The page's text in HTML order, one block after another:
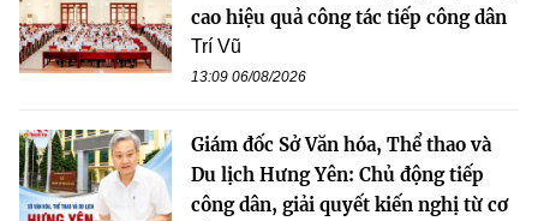
cao hiệu quả công tác tiếp công dân
Trí Vũ
13:09 06/08/2026
Giám đốc Sở Văn hóa, Thể thao và
Du lịch Hưng Yên: Chủ động tiếp
công dân, giải quyết kiến nghị từ cơ